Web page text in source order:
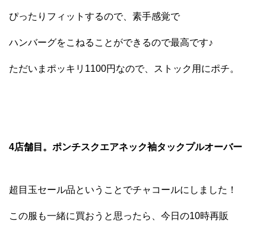
ぴったりフィットするので、素手感覚で
ハンバーグをこねることができるので最高です♪
ただいまポッキリ1100円なので、ストック用にポチ。
4店舗目。ポンチスクエアネック袖タックプルオーバー
超目玉セール品ということでチャコールにしました！
この服も一緒に買おうと思ったら、今日の10時再販